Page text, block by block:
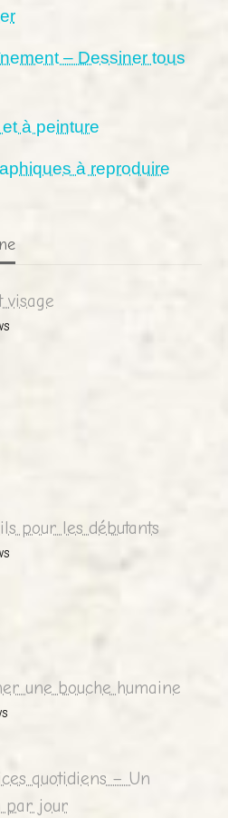
– Dessiner tous
à peinture
à reproduire
visage
pour les débutants
une bouche humaine
quotidiens – Un
par jour